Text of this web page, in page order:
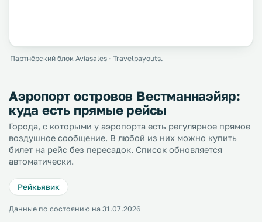
Партнёрский блок Aviasales · Travelpayouts.
Аэропорт островов Вестманнаэйяр:
куда есть прямые рейсы
Города, с которыми у аэропорта есть регулярное прямое
воздушное сообщение. В любой из них можно купить
билет на рейс без пересадок. Список обновляется
автоматически.
Рейкьявик
Данные по состоянию на 31.07.2026